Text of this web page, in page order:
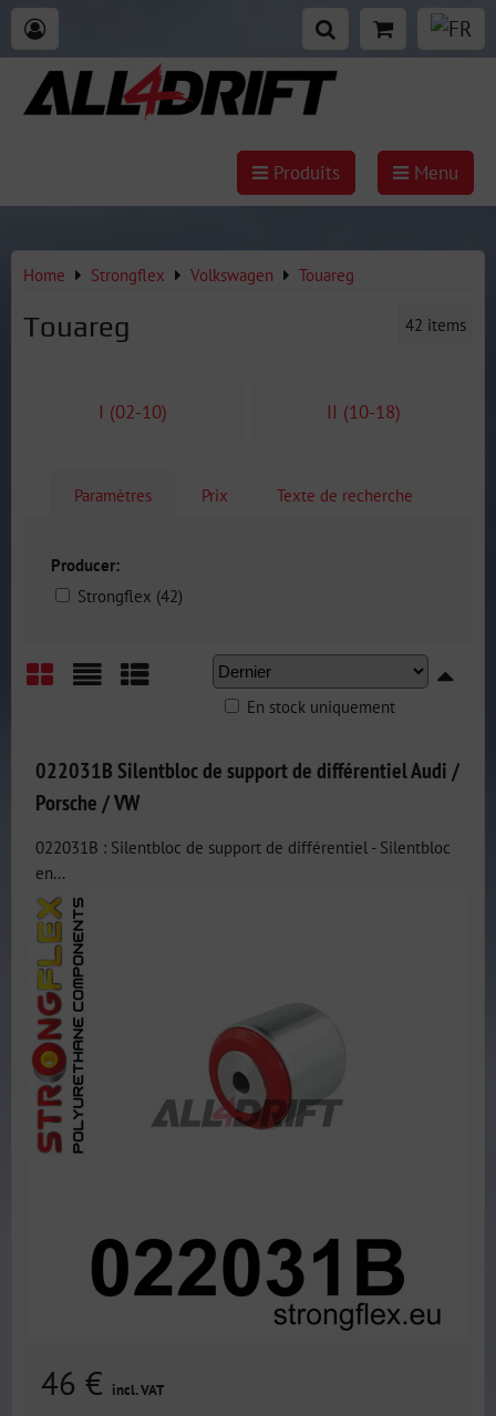
Produits Menu
Home Strongflex Volkswagen Touareg
Touareg 42 items
I (02-10) II (10-18)
Paramètres Prix Texte de recherche
Producer:
Strongflex (42)
En stock uniquement
022031B Silentbloc de support de différentiel Audi /
Porsche / VW
022031B : Silentbloc de support de différentiel - Silentbloc
en...
46 € incl. VAT